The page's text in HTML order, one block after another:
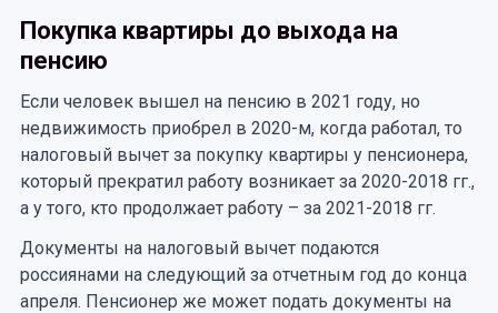
Покупка квартиры до выхода на
пенсию
Если человек вышел на пенсию в 2021 году, но
недвижимость приобрел в 2020-м, когда работал, то
налоговый вычет за покупку квартиры у пенсионера,
который прекратил работу возникает за 2020-2018 гг.,
а у того, кто продолжает работу – за 2021-2018 гг.
Документы на налоговый вычет подаются
россиянами на следующий за отчетным год до конца
апреля. Пенсионер же может подать документы на